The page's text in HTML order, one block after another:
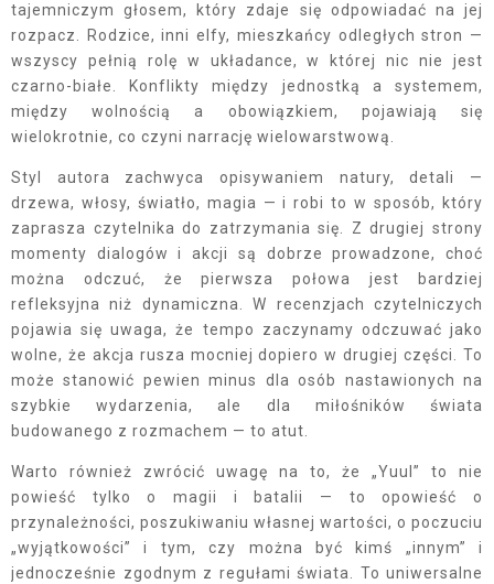
tajemniczym głosem, który zdaje się odpowiadać na jej
rozpacz. Rodzice, inni elfy, mieszkańcy odległych stron —
wszyscy pełnią rolę w układance, w której nic nie jest
czarno-białe. Konflikty między jednostką a systemem,
między wolnością a obowiązkiem, pojawiają się
wielokrotnie, co czyni narrację wielowarstwową.
Styl autora zachwyca opisywaniem natury, detali —
drzewa, włosy, światło, magia — i robi to w sposób, który
zaprasza czytelnika do zatrzymania się. Z drugiej strony
momenty dialogów i akcji są dobrze prowadzone, choć
można odczuć, że pierwsza połowa jest bardziej
refleksyjna niż dynamiczna. W recenzjach czytelniczych
pojawia się uwaga, że tempo zaczynamy odczuwać jako
wolne, że akcja rusza mocniej dopiero w drugiej części. To
może stanowić pewien minus dla osób nastawionych na
szybkie wydarzenia, ale dla miłośników świata
budowanego z rozmachem — to atut.
Warto również zwrócić uwagę na to, że „Yuul” to nie
powieść tylko o magii i batalii — to opowieść o
przynależności, poszukiwaniu własnej wartości, o poczuciu
„wyjątkowości” i tym, czy można być kimś „innym” i
jednocześnie zgodnym z regułami świata. To uniwersalne